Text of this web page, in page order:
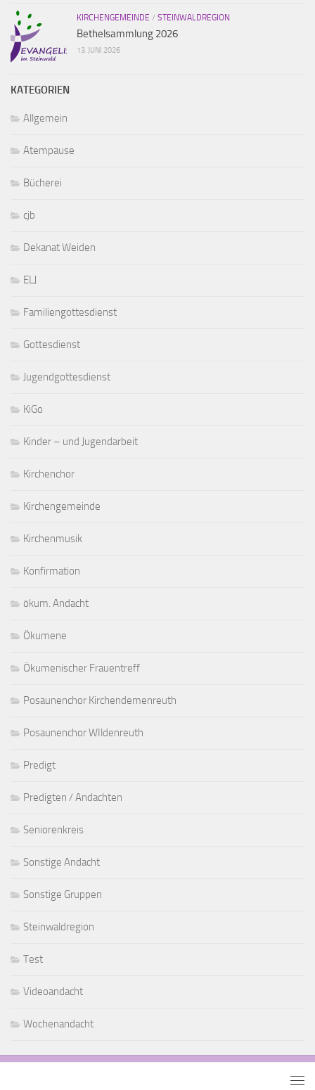
KIRCHENGEMEINDE / STEINWALDREGION
Bethelsammlung 2026
13. JUNI 2026
KATEGORIEN
Allgemein
Atempause
Bücherei
cjb
Dekanat Weiden
ELJ
Familiengottesdienst
Gottesdienst
Jugendgottesdienst
KiGo
Kinder – und Jugendarbeit
Kirchenchor
Kirchengemeinde
Kirchenmusik
Konfirmation
ökum. Andacht
Ökumene
Ökumenischer Frauentreff
Posaunenchor Kirchendemenreuth
Posaunenchor WIldenreuth
Predigt
Predigten / Andachten
Seniorenkreis
Sonstige Andacht
Sonstige Gruppen
Steinwaldregion
Test
Videoandacht
Wochenandacht